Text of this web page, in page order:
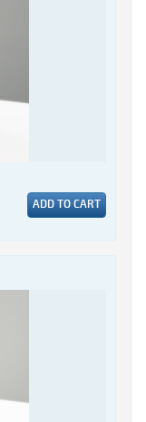
ADD TO CART